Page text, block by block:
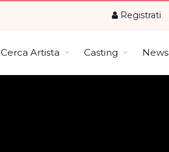
Registrati
Cerca Artista Casting News